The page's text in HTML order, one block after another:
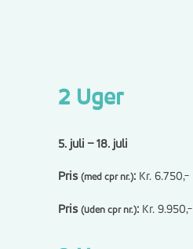
2 Uger
5. juli – 18. juli
Pris (med cpr nr.): Kr. 6.750,-
Pris (uden cpr nr.): Kr. 9.950,-